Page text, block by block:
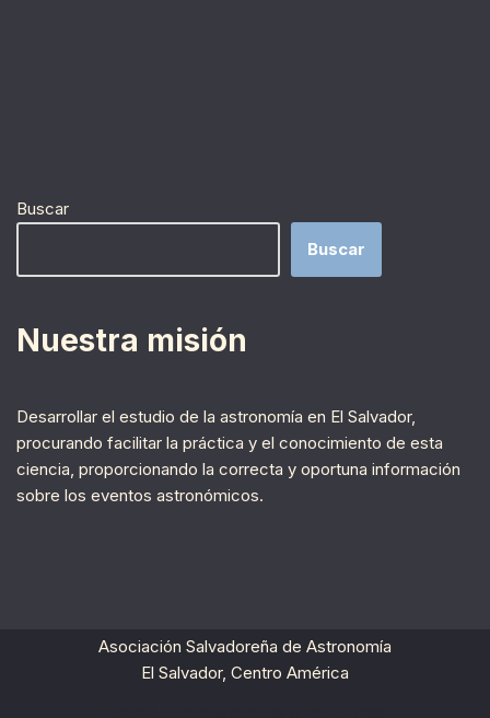
Buscar
Buscar
Nuestra misión
Desarrollar el estudio de la astronomía en El Salvador,
procurando facilitar la práctica y el conocimiento de esta
ciencia, proporcionando la correcta y oportuna información
sobre los eventos astronómicos.
Asociación Salvadoreña de Astronomía
El Salvador, Centro América